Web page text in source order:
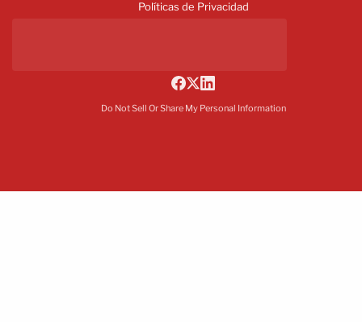
Políticas de Privacidad
Do Not Sell Or Share My Personal Information